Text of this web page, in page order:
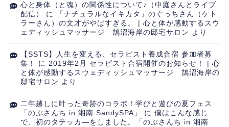
心と身体（と魂）の関係性について♪（中庭さんとライブ
配信）
に
「ナチュラルなイキカタ」のぐっちさん（ケト
ラーさん）の文才がやばすぎる。 | 心と体が感動するスウ
ェディッシュマッサージ 鵠沼海岸の邸宅サロン より
【SSTS】人生を変える、セラピスト養成合宿 参加者募
集！
に 2019年2月 セラピスト合宿開催のお知らせ！ | 心
と体が感動するスウェディッシュマッサージ 鵠沼海岸の
邸宅サロン より
二年越しに叶った奇跡のコラボ！学びと遊びの夏フェス
「のぶさんち in 湘南 SandySPA」
に 僕はこんな感じ
で、初のタテッカ―をしました。「のぶさんち in 湘南